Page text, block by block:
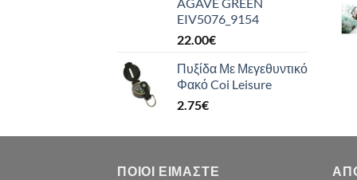
EIV5076_9154
22.00€
Πυξίδα Με Μεγεθυντικό
Φακό Coi Leisure
2.75€
ΠΟΙΟΙ ΕΊΜΑΣΤΕ